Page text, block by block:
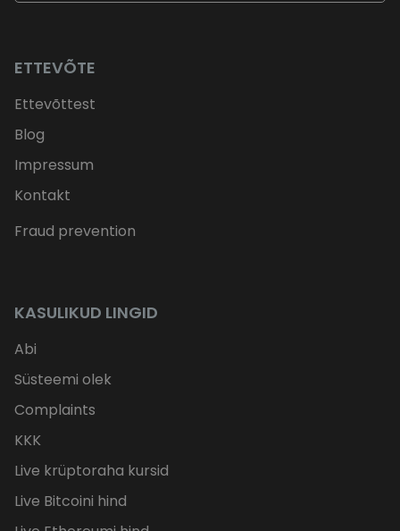
ETTEVÕTE
Ettevõttest
Blog
Impressum
Kontakt
Fraud prevention
KASULIKUD LINGID
Abi
Süsteemi olek
Complaints
KKK
Live krüptoraha kursid
Live Bitcoini hind